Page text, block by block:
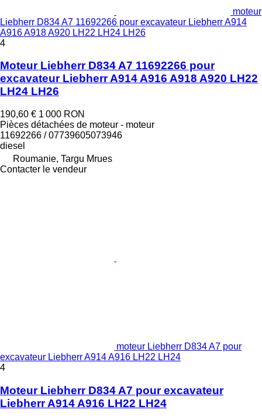
moteur
Liebherr D834 A7 11692266 pour excavateur Liebherr A914
A916 A918 A920 LH22 LH24 LH26
4
Moteur Liebherr D834 A7 11692266 pour
excavateur Liebherr A914 A916 A918 A920 LH22
LH24 LH26
190,60 € 1 000 RON
Pièces détachées de moteur - moteur
11692266 / 07739605073946
diesel
Roumanie, Targu Mrues
Contacter le vendeur
moteur Liebherr D834 A7 pour
excavateur Liebherr A914 A916 LH22 LH24
4
Moteur Liebherr D834 A7 pour excavateur
Liebherr A914 A916 LH22 LH24